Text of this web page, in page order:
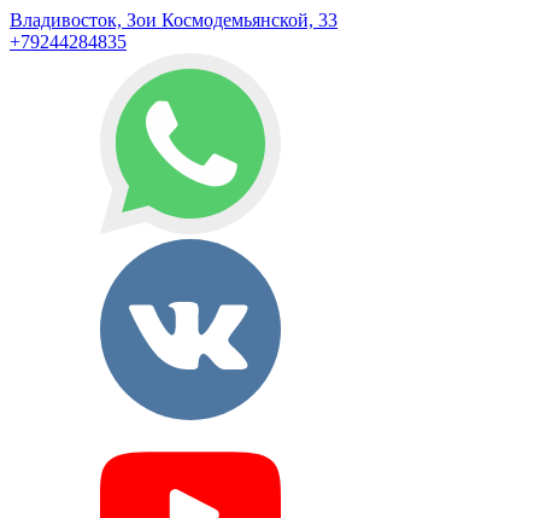
Владивосток, Зои Космодемьянской, 33
+79244284835